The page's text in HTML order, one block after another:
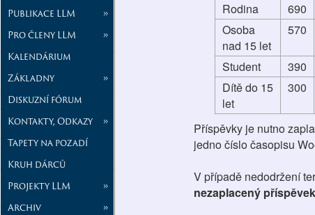
Publikace LLM
»
Pro členy LLM
»
Kalendárium
Základny
»
Diskuzní fórum
Kontakty, Odkazy
»
Tapety na pozadí
Kruh dárců
Projekty LLM
»
Archiv
»
Rodina
690
Osoba
nad 15 let
570
Student
390
Dítě do 15
let
300
Příspěvky je nutno
jedno číslo časopisu
V případě nedodržení
nezaplacený